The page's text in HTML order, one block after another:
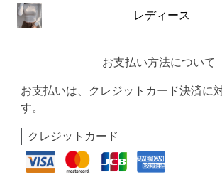
レディース
お支払い方法について
お支払いは、クレジットカード決済に
す。
クレジットカード